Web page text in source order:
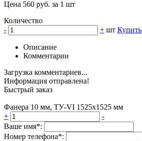
Цена 560 руб. за 1 шт
Количество
-
+ шт Купить
Описание
Комментарии
Загрузка комментариев...
Информация отправлена!
Быстрый заказ
Фанера 10 мм, ТУ-VI 1525х1525 мм
+
-
Ваше имя*:
Номер телефона*: